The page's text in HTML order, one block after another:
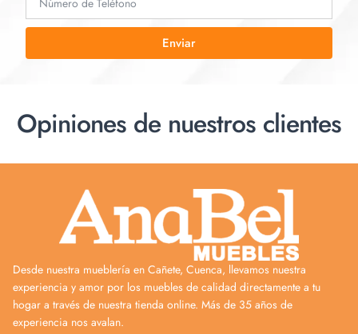
Enviar
Opiniones de nuestros clientes
Desde nuestra mueblería en Cañete, Cuenca, llevamos nuestra
experiencia y amor por los muebles de calidad directamente a tu
hogar a través de nuestra tienda online. Más de 35 años de
experiencia nos avalan.